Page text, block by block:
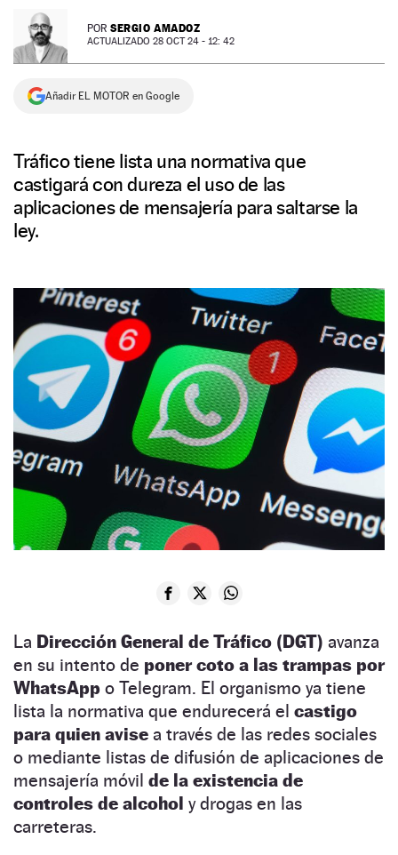
NEWSLETTER POR SERGIO AMADOZ
ACTUALIZADO 28 OCT 24 - 12: 42
Añadir EL MOTOR en Google
Tráfico tiene lista una normativa que
castigará con dureza el uso de las
aplicaciones de mensajería para saltarse la
ley.
La Dirección General de Tráfico (DGT) avanza
en su intento de poner coto a las trampas por
WhatsApp o Telegram. El organismo ya tiene
lista la normativa que endurecerá el castigo
para quien avise a través de las redes sociales
o mediante listas de difusión de aplicaciones de
mensajería móvil de la existencia de
controles de alcohol y drogas en las
carreteras.